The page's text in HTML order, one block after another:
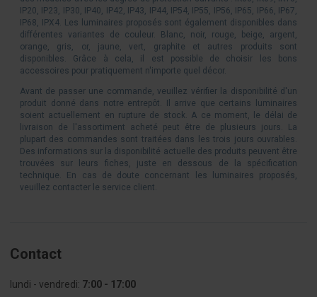
IP20, IP23, IP30, IP40, IP42, IP43, IP44, IP54, IP55, IP56, IP65, IP66, IP67,
IP68, IPX4. Les luminaires proposés sont également disponibles dans
différentes variantes de couleur. Blanc, noir, rouge, beige, argent,
orange, gris, or, jaune, vert, graphite et autres produits sont
disponibles. Grâce à cela, il est possible de choisir les bons
accessoires pour pratiquement n'importe quel décor.
Avant de passer une commande, veuillez vérifier la disponibilité d'un
produit donné dans notre entrepôt. Il arrive que certains luminaires
soient actuellement en rupture de stock. A ce moment, le délai de
livraison de l'assortiment acheté peut être de plusieurs jours. La
plupart des commandes sont traitées dans les trois jours ouvrables.
Des informations sur la disponibilité actuelle des produits peuvent être
trouvées sur leurs fiches, juste en dessous de la spécification
technique. En cas de doute concernant les luminaires proposés,
veuillez contacter le service client.
Contact
lundi - vendredi: 7:00 - 17:00